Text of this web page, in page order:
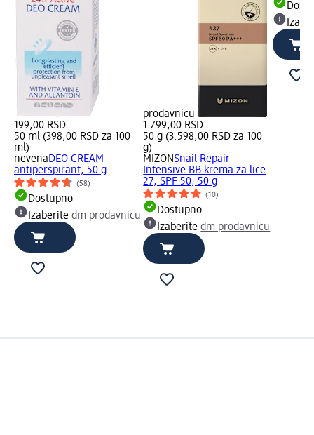
199,00 RSD
50 ml (398,00 RSD za 100
ml)
nevenaDEO CREAM -
antiperspirant, 50 g
(58)
Dostupno
Izaberite dm prodavnicu
prodavnicu
1.799,00 RSD
50 g (3.598,00 RSD za 100
g)
MIZONSnail Repair
Intensive BB krema za lice
27, SPF 50, 50 g
(10)
Dostupno
Izaberitedm prodavnicu